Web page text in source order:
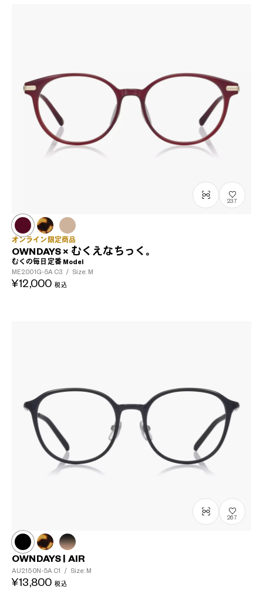
237
オンライン限定商品
OWNDAYS × むくえなちっく。
むくの毎日定番 Model
ME2001G-5A C3 / Size: M
¥12,000 税込
267
OWNDAYS | AIR
AU2150N-5A C1 / Size: M
¥13,800 税込